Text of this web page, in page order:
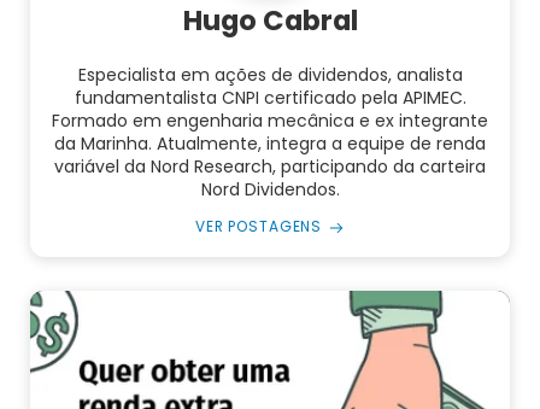
Hugo Cabral
Especialista em ações de dividendos, analista
fundamentalista CNPI certificado pela APIMEC.
Formado em engenharia mecânica e ex integrante
da Marinha. Atualmente, integra a equipe de renda
variável da Nord Research, participando da carteira
Nord Dividendos.
VER POSTAGENS